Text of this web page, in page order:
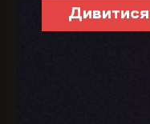
Дивитися